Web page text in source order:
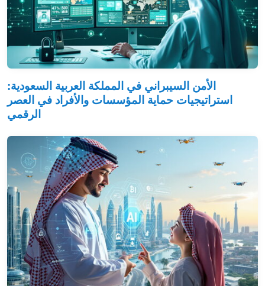
الأمن السيبراني في المملكة العربية السعودية:
استراتيجيات حماية المؤسسات والأفراد في العصر
الرقمي